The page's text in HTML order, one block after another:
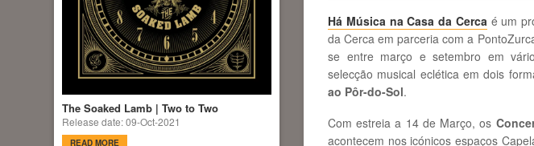
The Soaked Lamb | Two to Two
Release date: 09-Oct-2021
READ MORE
Há Música na Casa da Cerca é um
da Cerca em parceria com a
se entre março e setembro em
selecção musical eclética em dois
ao Pôr-do-Sol.
Com estreia a 14 de Março, os
acontecem nos icónicos espaços